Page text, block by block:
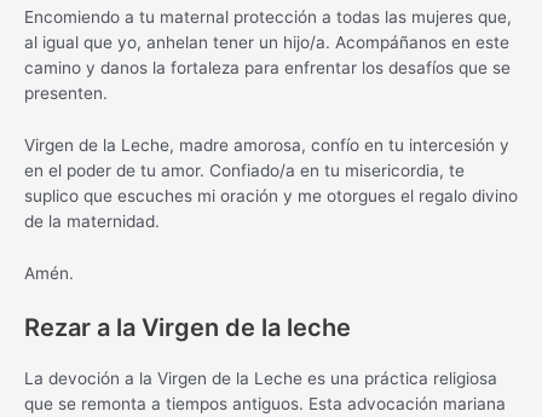
Encomiendo a tu maternal protección a todas las mujeres que,
al igual que yo, anhelan tener un hijo/a. Acompáñanos en este
camino y danos la fortaleza para enfrentar los desafíos que se
presenten.
Virgen de la Leche, madre amorosa, confío en tu intercesión y
en el poder de tu amor. Confiado/a en tu misericordia, te
suplico que escuches mi oración y me otorgues el regalo divino
de la maternidad.
Amén.
Rezar a la Virgen de la leche
La devoción a la Virgen de la Leche es una práctica religiosa
que se remonta a tiempos antiguos. Esta advocación mariana